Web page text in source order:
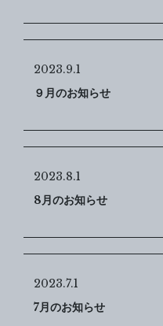
2023.9.1
９月のお知らせ
2023.8.1
8月のお知らせ
2023.7.1
7月のお知らせ